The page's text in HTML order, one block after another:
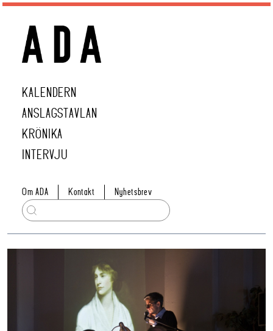
KALENDERN
ANSLAGSTAVLAN
KRÖNIKA
INTERVJU
Om ADA Kontakt Nyhetsbrev